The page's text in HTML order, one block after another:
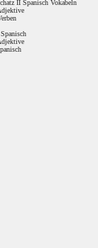
II Spanisch Vokabeln